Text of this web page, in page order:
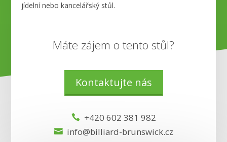
jídelní nebo kancelářský stůl.
Máte zájem o tento stůl?
Kontaktujte nás
 +420 602 381 982
 info@billiard-brunswick.cz